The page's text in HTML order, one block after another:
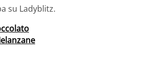
su Ladyblitz.